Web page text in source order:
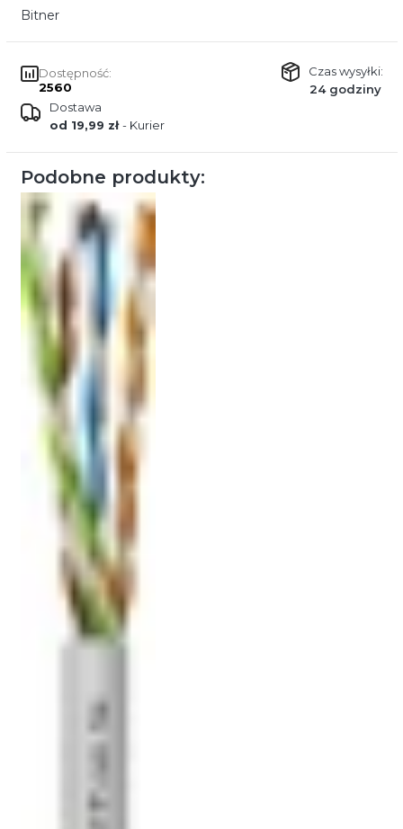
Bitner
Dostępność:
2560
Czas wysyłki:
24 godziny
Dostawa
od 19,99 zł- Kurier
Podobne produkty: